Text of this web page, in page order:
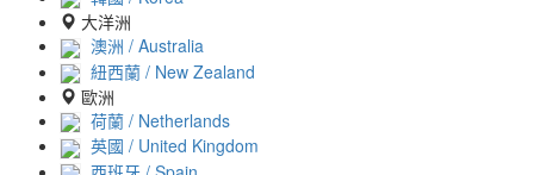
大洋洲
澳洲 / Australia
紐西蘭 / New Zealand
歐洲
荷蘭 / Netherlands
英國 / United Kingdom